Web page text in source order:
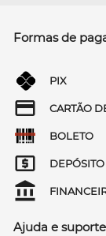
Formas de
PIX
CARTÃO
BOLETO
DEPÓSITO
Ajuda e suporte